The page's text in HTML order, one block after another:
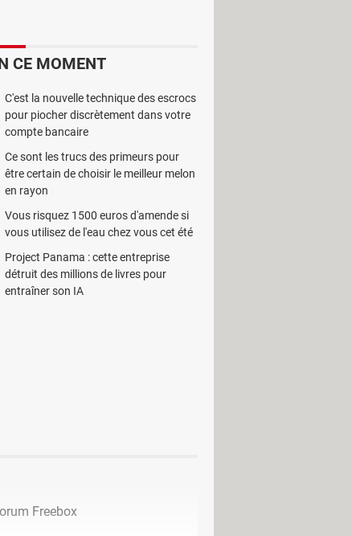
intégré. Outre le format
de base, comme la mise en
du fichier.
Il dispose pour cela d'une
veut écouter sans devoir
Freebox
CE MOMENT
C'est la nouvelle technique des escrocs
pour piocher discrètement dans votre
compte bancaire
Ce sont les trucs des primeurs pour
être certain de choisir le meilleur melon
en rayon
Vous risquez 1500 euros d'amende si
vous utilisez de l'eau chez vous cet été
Project Panama : cette entreprise
détruit des millions de livres pour
entraîner son IA